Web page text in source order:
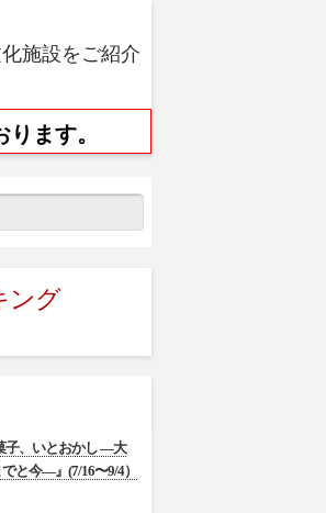
施設をご紹介
ます。
ング
子、いとおかし ―大
と今―』(7/16〜9/4）